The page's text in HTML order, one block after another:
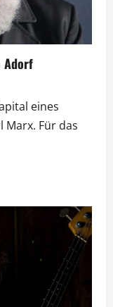
Adorf
eines
Marx. Für das